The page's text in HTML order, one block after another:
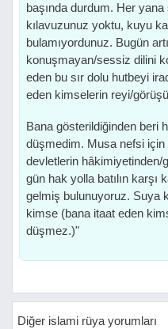
başında durdum. Her
kılavu­zunuz yoktu, kuyu
bulamıyordunuz. Bu­gün
konuşmayan/sessiz dilini
eden bu sır dolu hutbeyi
eden kimselerin reyi/
Bana gösterildiğinden beri
düşmedim. Musa nefsi için
devletlerin
gün hak yolla batılın karşı
gelmiş bulunuyoruz. Suya
kimse (bana itaat eden
düş­mez.)"
Diğer islami rüya yorumları